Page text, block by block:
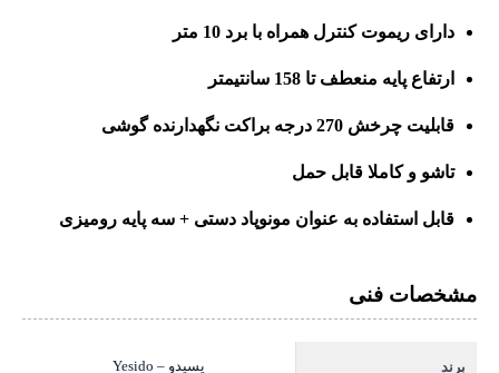
دارای ریموت کنترل همراه با برد 10 متر
ارتفاع پایه منعطف تا 158 سانتیمتر
قابلیت چرخش 270 درجه براکت نگهدارنده گوشی
تاشو و کاملا قابل حمل
قابل استفاده به عنوان مونوپاد دستی + سه پایه رومیزی
مشخصات فنی
برند یسیدو – Yesido